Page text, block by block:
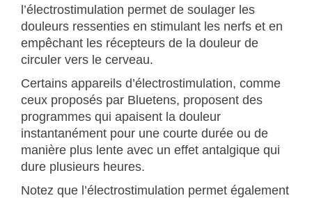
l’électrostimulation permet de soulager les
douleurs ressenties en stimulant les nerfs et en
empêchant les récepteurs de la douleur de
circuler vers le cerveau.
Certains appareils d’électrostimulation, comme
ceux proposés par Bluetens, proposent des
programmes qui apaisent la douleur
instantanément pour une courte durée ou de
manière plus lente avec un effet antalgique qui
dure plusieurs heures.
Notez que l’électrostimulation permet également